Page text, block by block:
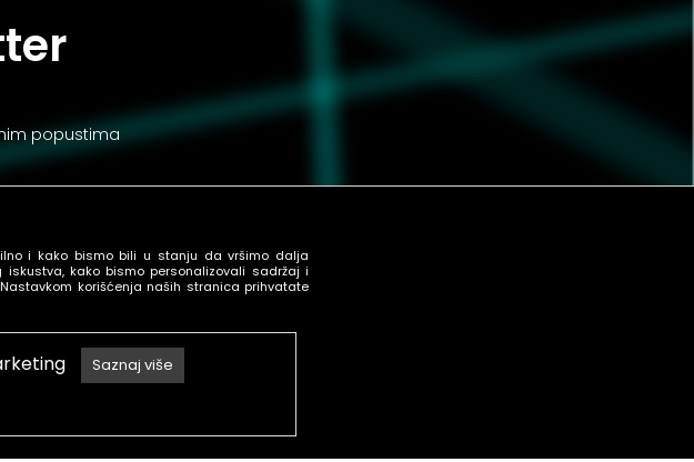
i kako bismo bili u stanju da vršimo dalja
kako bismo personalizovali sadržaj i
korišćenja naših stranica prihvatate
Saznaj više
popustima
PRIJAVI SE